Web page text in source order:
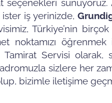
sunuyoruz.
iş yerinizde,
Türkiye’nin
noktamızı
Tamirat Servisi
sizlere her
bizimle iletişime